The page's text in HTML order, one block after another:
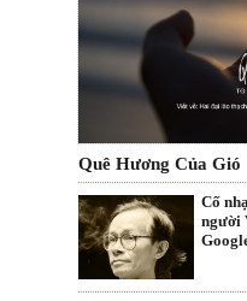
Quê Hương Của Gió
Cố
người